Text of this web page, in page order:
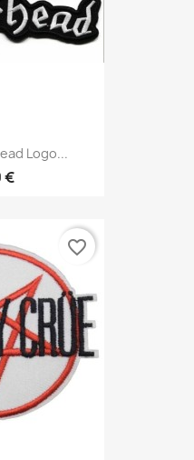
Logo...
€
favorite_border